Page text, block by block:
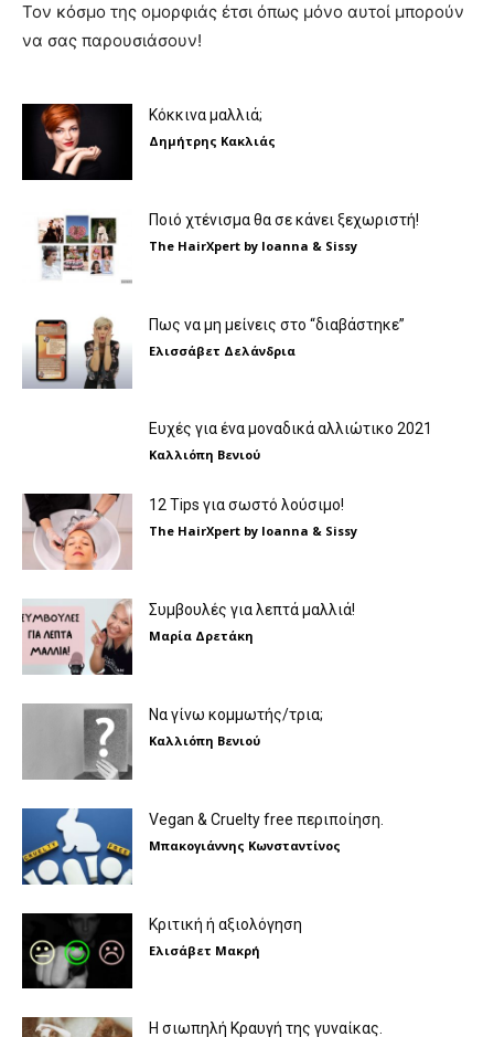
Τον κόσμο της ομορφιάς έτσι όπως μόνο αυτοί μπορούν
να σας παρουσιάσουν!
Κόκκινα μαλλιά;
Δημήτρης Κακλιάς
Ποιό χτένισμα θα σε κάνει ξεχωριστή!
The HairXpert by Ioanna & Sissy
Πως να μη μείνεις στο “διαβάστηκε”
Ελισσάβετ Δελάνδρια
Ευχές για ένα μοναδικά αλλιώτικο 2021
Καλλιόπη Βενιού
12 Tips για σωστό λούσιμο!
The HairXpert by Ioanna & Sissy
Συμβουλές για λεπτά μαλλιά!
Μαρία Δρετάκη
Να γίνω κομμωτής/τρια;
Καλλιόπη Βενιού
Vegan & Cruelty free περιποίηση.
Μπακογιάννης Κωνσταντίνος
Κριτική ή αξιολόγηση
Ελισάβετ Μακρή
Η σιωπηλή Κραυγή της γυναίκας.